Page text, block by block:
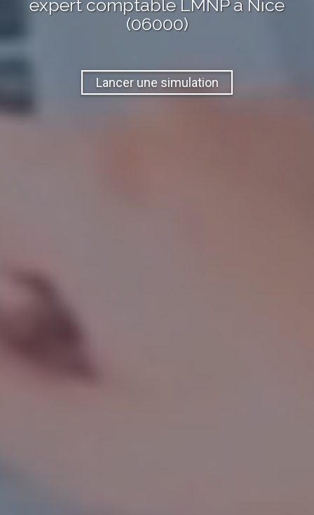
expert comptable LMNPà Nice
(06000)
Lancer une simulation